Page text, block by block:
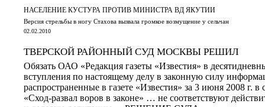
НАСЕЛЕНИЕ КУСТУРА ПРОТИВ МИНИСТРА ВД ЯКУТИИ
Версия стрельбы в ногу Стахова вызвала громкое возмущение у сельчан
02.02.2010
ТВЕРСКОЙ РАЙОННЫЙ СУД МОСКВЫ РЕШИЛ
Обязать ОАО «Редакция газеты «Известия» в
вступления по настоящему делу в законную силу
распространенные в газете «Известия» за 3 июня 2008 г. в
«Сход-развал воров в законе» … не соответствуют